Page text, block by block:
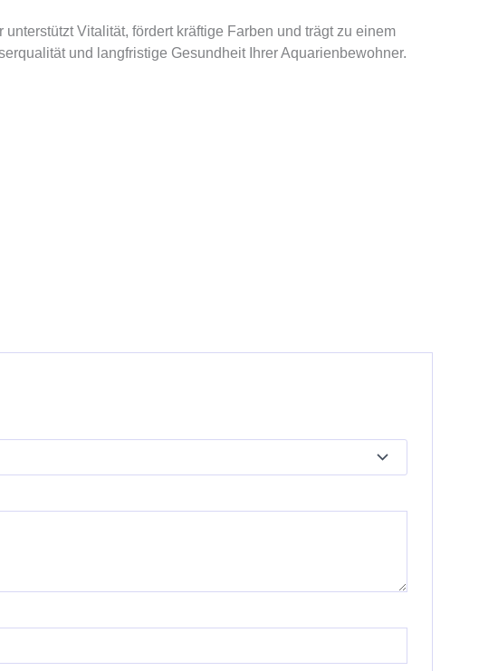
Vitalität, fördert kräftige Farben und trägt zu einem
und langfristige Gesundheit Ihrer Aquarienbewohner.